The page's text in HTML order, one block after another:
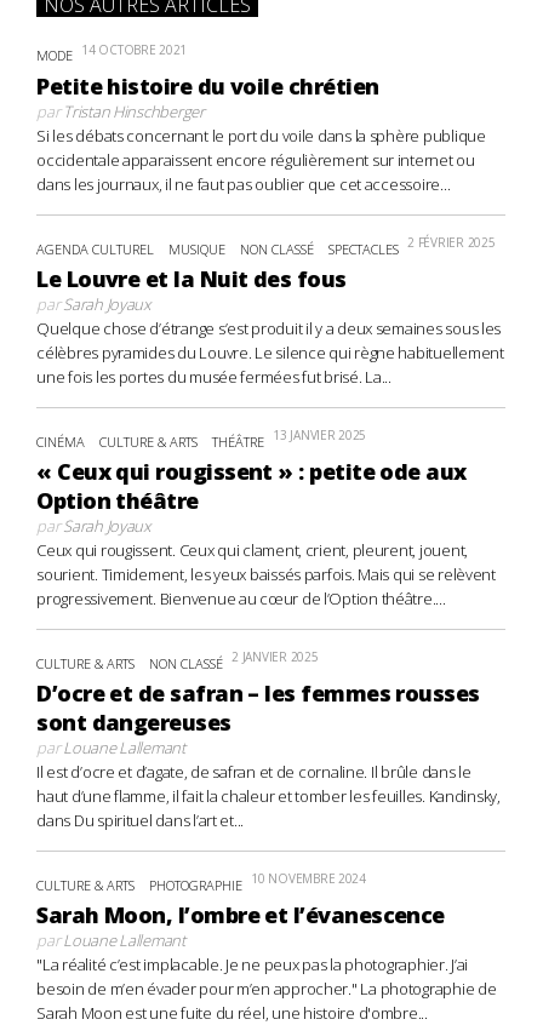
MODE 14 OCTOBRE 2021
Petite histoire du voile chrétien
parTristan Hinschberger
Si les débats concernant le port du voile dans la sphère publique
occidentale apparaissent encore régulièrement sur internet ou
dans les journaux, il ne faut pas oublier que cet accessoire...
AGENDA CULTUREL MUSIQUE NON CLASSÉ SPECTACLES 2 FÉVRIER 2025
Le Louvre et la Nuit des fous
parSarah Joyaux
Quelque chose d’étrange s’est produit il y a deux semaines sous les
célèbres pyramides du Louvre. Le silence qui règne habituellement
une fois les portes du musée fermées fut brisé. La...
CINÉMA CULTURE & ARTS THÉÂTRE 13 JANVIER 2025
« Ceux qui rougissent » : petite ode aux
Option théâtre
parSarah Joyaux
Ceux qui rougissent. Ceux qui clament, crient, pleurent, jouent,
sourient. Timidement, les yeux baissés parfois. Mais qui se relèvent
progressivement. Bienvenue au cœur de l’Option théâtre....
CULTURE & ARTS NON CLASSÉ 2 JANVIER 2025
D’ocre et de safran – les femmes rousses
sont dangereuses
parLouane Lallemant
Il est d’ocre et d’agate, de safran et de cornaline. Il brûle dans le
haut d’une flamme, il fait la chaleur et tomber les feuilles. Kandinsky,
dans Du spirituel dans l’art et...
CULTURE & ARTS PHOTOGRAPHIE 10 NOVEMBRE 2024
Sarah Moon, l’ombre et l’évanescence
parLouane Lallemant
"La réalité c’est implacable. Je ne peux pas la photographier. J’ai
besoin de m’en évader pour m’en approcher." La photographie de
Sarah Moon est une fuite du réel, une histoire d'ombre...